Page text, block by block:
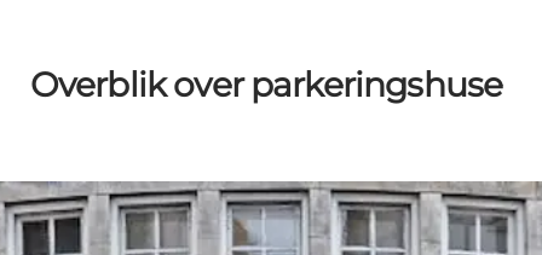
Overblik over parkeringshuse